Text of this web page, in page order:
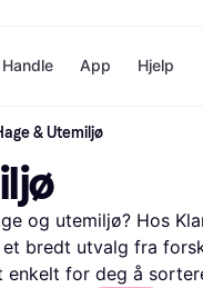
Betal i 3 deler
Betal innen
Finansiering
Vipps
Handle
kicks.no
App Hjelp
& Utemiljø
og utemiljø? Hos
bredt utvalg fra
for deg å